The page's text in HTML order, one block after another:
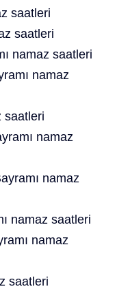
saatleri
saatleri
namaz saatleri
namaz
saatleri
namaz
namaz
namaz saatleri
namaz
saatleri